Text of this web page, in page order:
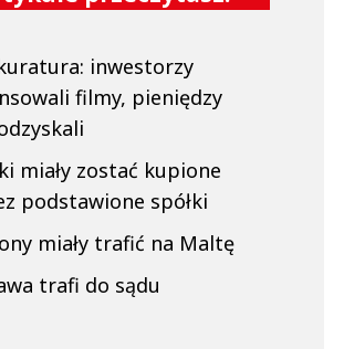
inwestorzy
filmy, pieniędzy
miały zostać kupione
podstawione spółki
miały trafić na Maltę
trafi do sądu